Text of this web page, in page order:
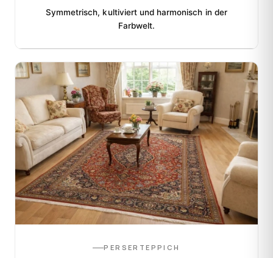
Symmetrisch, kultiviert und harmonisch in der
Farbwelt.
PERSERTEPPICH